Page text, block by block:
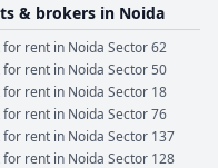
& brokers in Noida
for rent in Noida Sector 62
for rent in Noida Sector 50
for rent in Noida Sector 18
for rent in Noida Sector 76
for rent in Noida Sector 137
for rent in Noida Sector 128